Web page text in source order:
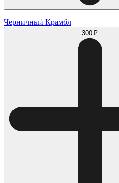
Черничный Крамбл
300 ₽